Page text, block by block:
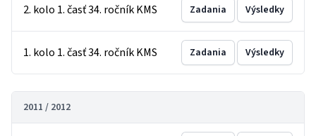
2. kolo 1. časť 34. ročník KMS Zadania Výsledky
1. kolo 1. časť 34. ročník KMS Zadania Výsledky
2011 / 2012